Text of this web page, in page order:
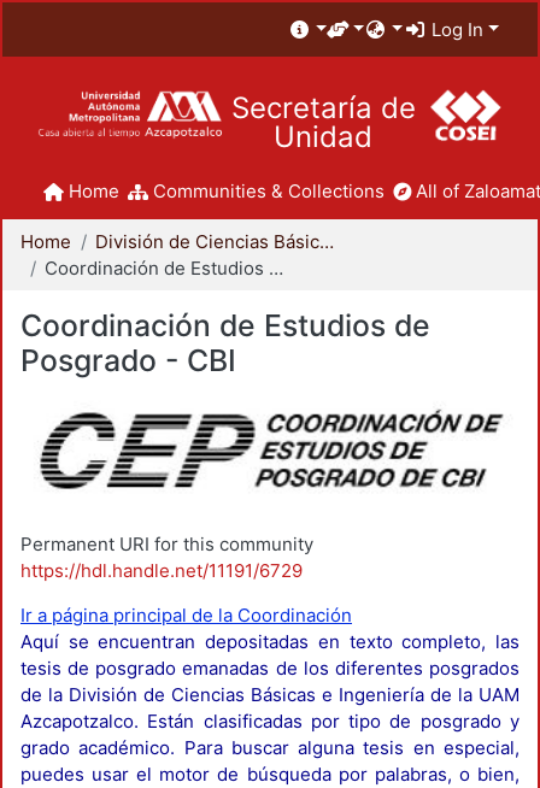
Log In
Secretaría de
Unidad
Home Communities & Collections All of
Home
División de Ciencias Básicas e Ingeniería
Coordinación de Estudios de Posgrado - CBI
Coordinación de Estudios de
Posgrado - CBI
Permanent URI for this community
https://hdl.handle.net/11191/6729
Ir a página principal de la Coordinación
Aquí se encuentran depositadas en texto completo, las
tesis de posgrado emanadas de los diferentes posgrados
de la División de Ciencias Básicas e Ingeniería de la UAM
Azcapotzalco. Están clasificadas por tipo de posgrado y
grado académico. Para buscar alguna tesis en especial,
puedes usar el motor de búsqueda por palabras, o bien,